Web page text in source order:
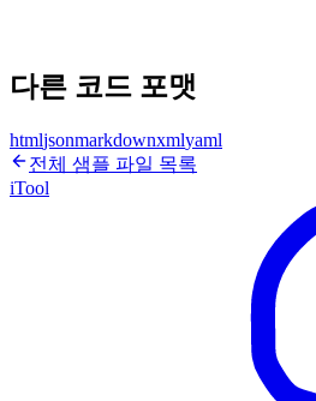
다른 코드 포맷
htmljsonmarkdownxmlyaml
전체 샘플 파일 목록
iTool